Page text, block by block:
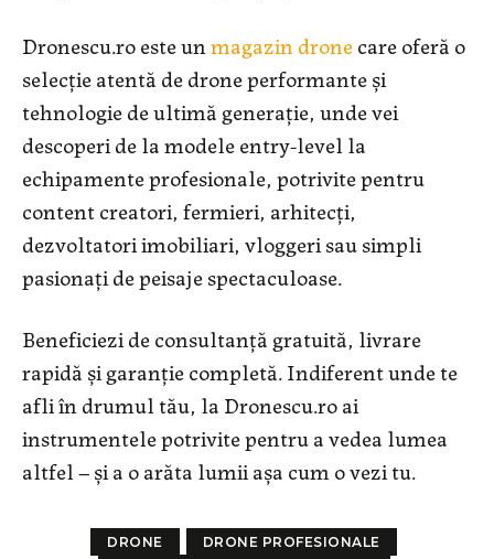
Dronescu.ro este unmagazin dronecare oferă o
selecție atentă de drone performante și
tehnologie de ultimă generație, unde vei
descoperi de la modele entry-level la
echipamente profesionale, potrivite pentru
content creatori, fermieri, arhitecți,
dezvoltatori imobiliari, vloggeri sau simpli
pasionați de peisaje spectaculoase.
Beneficiezi de consultanță gratuită, livrare
rapidă și garanție completă. Indiferent unde te
afli în drumul tău, la Dronescu.ro ai
instrumentele potrivite pentru a vedea lumea
altfel – și a o arăta lumii așa cum o vezi tu.
DRONE
DRONE PROFESIONALE